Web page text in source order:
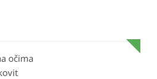
očima